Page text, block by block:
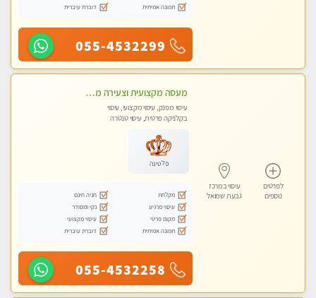
תמונה אמיתית
דוברת עיברית
055-4532299
לפרטים
נוספים
עיסוי במרכז
גבעת שמואל
מעסה מקצועית וצעירה מוזמן לחוויה בלתי נשכחת! מומלץ לחלוטין! כל סוגי העיסויים מעסה מקצועית ואיכותית פרטי!!!
עיסוי מפנק, עיסוי מקצועי, עיסוי
בקלניקה פרטית, עיסוי טנטרה
פלטינה
מקלחת
חניה חינם
עיסוי מרגיע
נקי ומסודר
מקום פרטי
עיסוי מקצועי
תמונה אמיתית
דוברת עיברית
055-4532258